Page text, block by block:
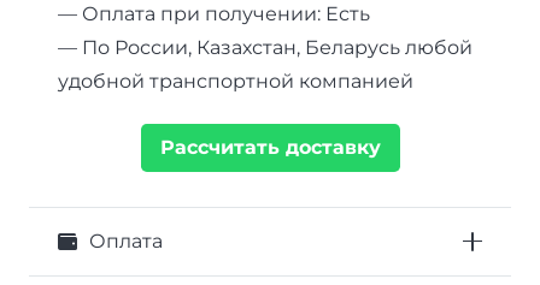
— Оплата при получении: Есть
— По России, Казахстан, Беларусь любой
удобной транспортной компанией
Рассчитать доставку
Оплата